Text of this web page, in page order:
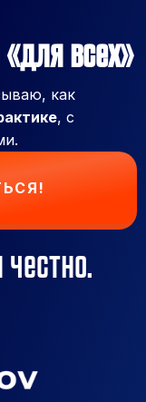
всех»
как
, с